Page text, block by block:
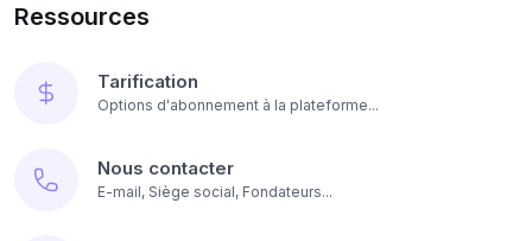
Ressources
Tarification
Options d'abonnement à la plateforme...
Nous contacter
E-mail, Siège social, Fondateurs...